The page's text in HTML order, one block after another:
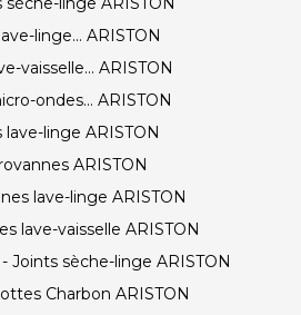
linge... ARISTON
vaisselle... ARISTON
ondes... ARISTON
lave-linge ARISTON
ARISTON
lave-linge ARISTON
lave-vaisselle ARISTON
Joints sèche-linge ARISTON
Charbon ARISTON